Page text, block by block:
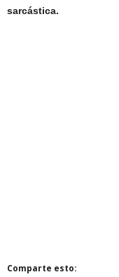
sarcástica.
Comparte esto: